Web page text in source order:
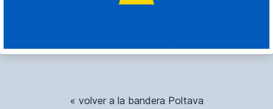
« volver a la bandera Poltava